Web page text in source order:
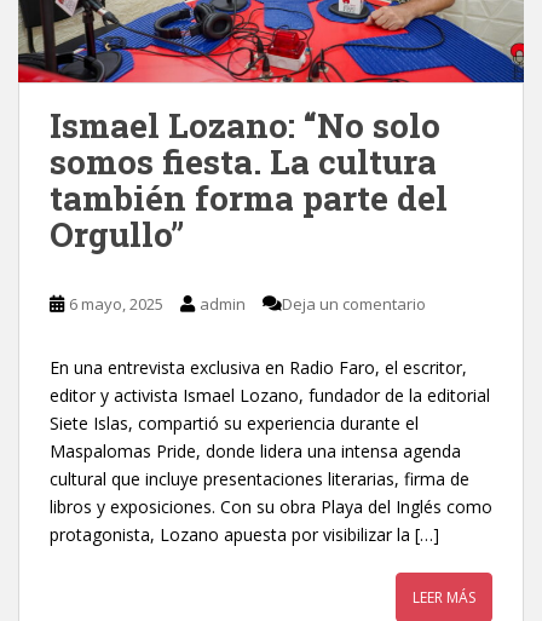
Ismael Lozano: “No solo
somos fiesta. La cultura
también forma parte del
Orgullo”
6 mayo, 2025 admin Deja un comentario
En una entrevista exclusiva en Radio Faro, el escritor,
editor y activista Ismael Lozano, fundador de la editorial
Siete Islas, compartió su experiencia durante el
Maspalomas Pride, donde lidera una intensa agenda
cultural que incluye presentaciones literarias, firma de
libros y exposiciones. Con su obra Playa del Inglés como
protagonista, Lozano apuesta por visibilizar la […]
LEER MÁS